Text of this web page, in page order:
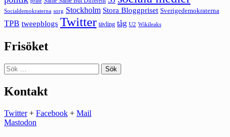
Socialdemokraterna sorg Stockholm Stora Bloggpriset Sverigedemokraterna
TPB tweepblogs Twitter tävling tåg U2 Wikileaks
Frisöket
Sök
efter:
Kontakt
Twitter+ Facebook + Mail
Mastodon